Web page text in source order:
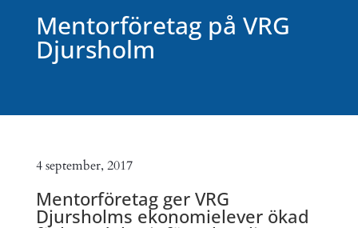
Mentorföretag på VRG
Djursholm
4 september, 2017
Mentorföretag ger VRG
Djursholms ekonomielever ökad